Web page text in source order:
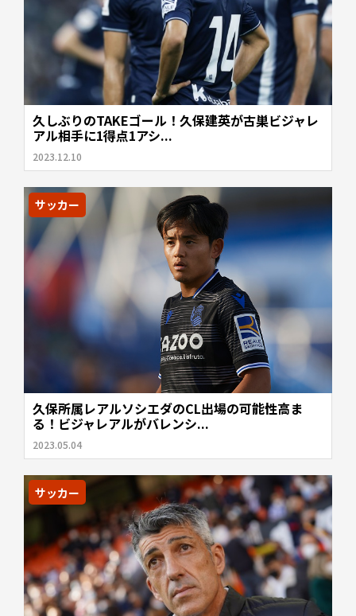
久しぶりのTAKEゴール！久保建英が古巣ビジャレ
アル相手に1得点1アシ...
2023.12.10
サッカー
久保所属レアルソシエダのCL出場の可能性高ま
る！ビジャレアルがバレンシ...
2023.05.04
サッカー